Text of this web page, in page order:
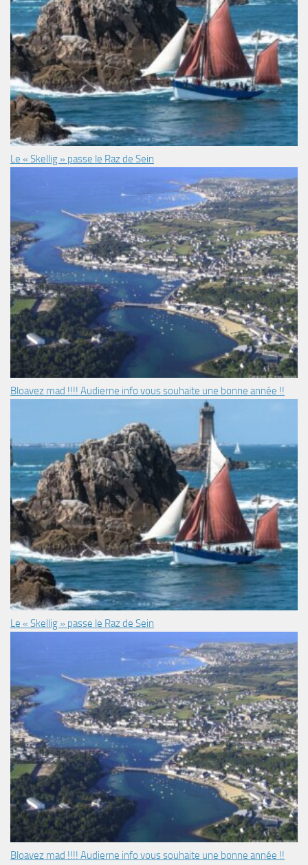
Le « Skellig » passe le Raz de Sein
Bloavez mad !!!! Audierne info vous souhaite une bonne année !!
Le « Skellig » passe le Raz de Sein
Bloavez mad !!!! Audierne info vous souhaite une bonne année !!